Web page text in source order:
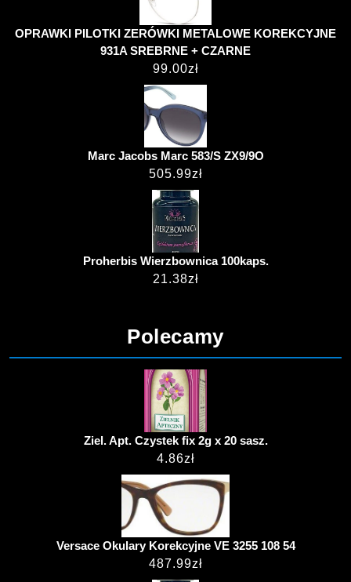
OPRAWKI PILOTKI ZERÓWKI METALOWE KOREKCYJNE
931A SREBRNE + CZARNE
99.00zł
Marc Jacobs Marc 583/S ZX9/9O
505.99zł
Proherbis Wierzbownica 100kaps.
21.38zł
Polecamy
Ziel. Apt. Czystek fix 2g x 20 sasz.
4.86zł
Versace Okulary Korekcyjne VE 3255 108 54
487.99zł